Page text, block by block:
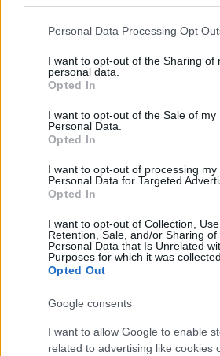
Please note that this website/app uses
not limited to your visit or usage
grant or deny consent to Google and
use your data for below specified
consent section.
Personal Data Processing Opt
I want to opt-out of the Sharing of
personal data.
Opted In
I want to opt-out of the Sale of my
Personal Data.
Opted In
I want to opt-out of processing my
Personal Data for Targeted
Opted In
I want to opt-out of Collection, Use,
Retention, Sale, and/or Sharing of
Personal Data that Is Unrelated
Purposes for which it was collected.
Opted Out
Google consents
I want to allow Google to enable
related to advertising like cookies
Continua a leggere
FUORI PORTA
Odissea e Spider-Man: i film che
Alessandro Tassinari · 5 Ago 2026